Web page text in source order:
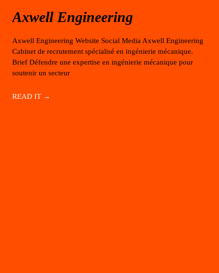
Axwell Engineering
Axwell Engineering Website Social Media Axwell Engineering
Cabinet de recrutement spécialisé en ingénierie mécanique.
Brief Défendre une expertise en ingénierie mécanique pour
soutenir un secteur
READ IT →